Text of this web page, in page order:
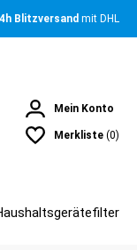
Blitzversand mit DHL
Mein Konto
Merkliste (0)